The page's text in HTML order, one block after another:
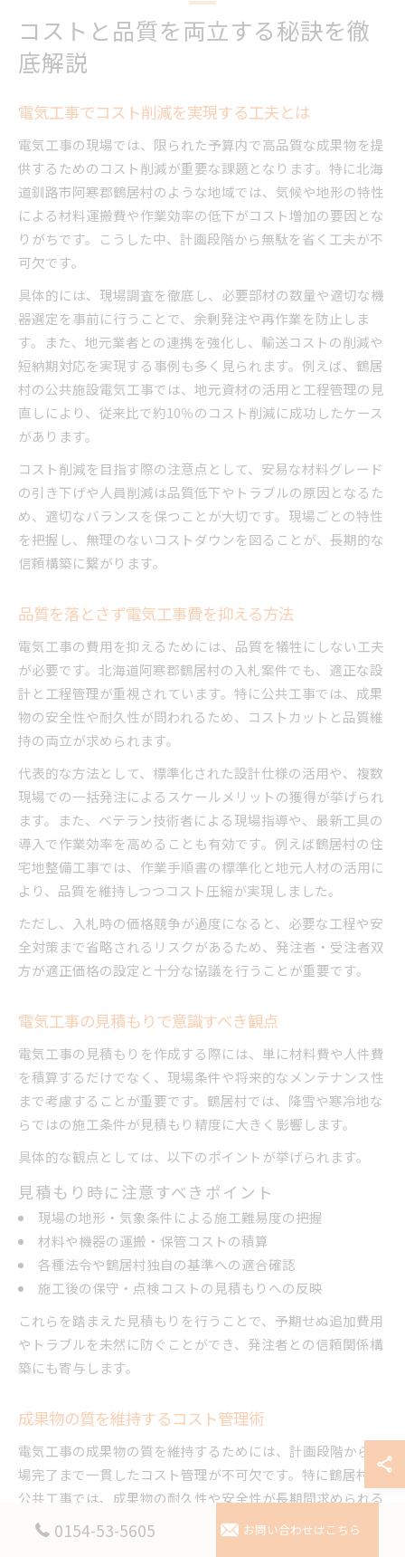
コストと品質を両立する秘訣を徹
底解説
電気工事でコスト削減を実現する工夫とは
電気工事の現場では、限られた予算内で高品質な成果物を提
供するためのコスト削減が重要な課題となります。特に北海
道釧路市阿寒郡鶴居村のような地域では、気候や地形の特性
による材料運搬費や作業効率の低下がコスト増加の要因とな
りがちです。こうした中、計画段階から無駄を省く工夫が不
可欠です。
具体的には、現場調査を徹底し、必要部材の数量や適切な機
器選定を事前に行うことで、余剰発注や再作業を防止しま
す。また、地元業者との連携を強化し、輸送コストの削減や
短納期対応を実現する事例も多く見られます。例えば、鶴居
村の公共施設電気工事では、地元資材の活用と工程管理の見
直しにより、従来比で約10％のコスト削減に成功したケース
があります。
コスト削減を目指す際の注意点として、安易な材料グレード
の引き下げや人員削減は品質低下やトラブルの原因となるた
め、適切なバランスを保つことが大切です。現場ごとの特性
を把握し、無理のないコストダウンを図ることが、長期的な
信頼構築に繋がります。
品質を落とさず電気工事費を抑える方法
電気工事の費用を抑えるためには、品質を犠牲にしない工夫
が必要です。北海道阿寒郡鶴居村の入札案件でも、適正な設
計と工程管理が重視されています。特に公共工事では、成果
物の安全性や耐久性が問われるため、コストカットと品質維
持の両立が求められます。
代表的な方法として、標準化された設計仕様の活用や、複数
現場での一括発注によるスケールメリットの獲得が挙げられ
ます。また、ベテラン技術者による現場指導や、最新工具の
導入で作業効率を高めることも有効です。例えば鶴居村の住
宅地整備工事では、作業手順書の標準化と地元人材の活用に
より、品質を維持しつつコスト圧縮が実現しました。
ただし、入札時の価格競争が過度になると、必要な工程や安
全対策まで省略されるリスクがあるため、発注者・受注者双
方が適正価格の設定と十分な協議を行うことが重要です。
電気工事の見積もりで意識すべき観点
電気工事の見積もりを作成する際には、単に材料費や人件費
を積算するだけでなく、現場条件や将来的なメンテナンス性
まで考慮することが重要です。鶴居村では、降雪や寒冷地な
らではの施工条件が見積もり精度に大きく影響します。
具体的な観点としては、以下のポイントが挙げられます。
見積もり時に注意すべきポイント
現場の地形・気象条件による施工難易度の把握
材料や機器の運搬・保管コストの積算
各種法令や鶴居村独自の基準への適合確認
施工後の保守・点検コストの見積もりへの反映
これらを踏まえた見積もりを行うことで、予期せぬ追加費用
やトラブルを未然に防ぐことができ、発注者との信頼関係構
築にも寄与します。
成果物の質を維持するコスト管理術
電気工事の成果物の質を維持するためには、計画段階から現
場完了まで一貫したコスト管理が不可欠です。特に鶴居村の
公共工事では、成果物の耐久性や安全性が長期間求められる
ため、短期的なコスト削減だけでなく、長期的なランニング
0154-53-5605 お問い合わせはこちら